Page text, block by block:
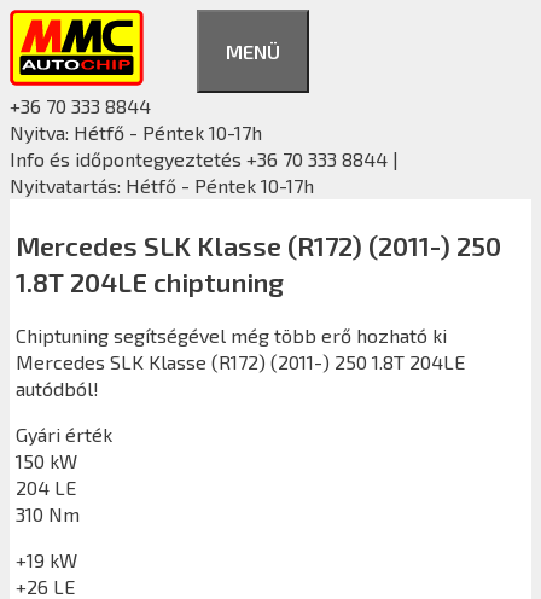
Kilépés
tartalomba
MENÜ
+36 70 333 8844
Nyitva: Hétfő - Péntek 10-17h
Info és időpontegyeztetés +36 70 333 8844 |
Nyitvatartás: Hétfő - Péntek 10-17h
Mercedes SLK Klasse (R172) (2011-) 250
1.8T 204LE chiptuning
Chiptuning segítségével még több erő hozható ki
Mercedes SLK Klasse (R172) (2011-) 250 1.8T 204LE
autódból!
Gyári érték
150 kW
204 LE
310 Nm
+19 kW
+26 LE